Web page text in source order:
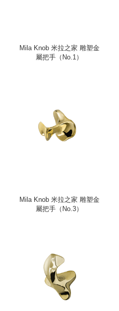
Mila Knob 米拉之家 雕塑金
屬把手（No.1）
Mila Knob 米拉之家 雕塑金
屬把手（No.3）